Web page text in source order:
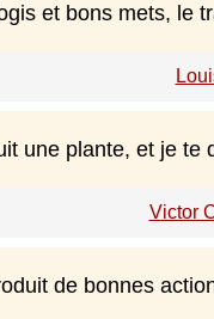
et bons mets, le
une plante, et je te
Victor
de bonnes